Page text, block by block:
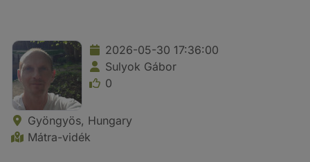
2026-05-30 17:36:00
Sulyok Gábor
0
Gyöngyös, Hungary
Mátra-vidék